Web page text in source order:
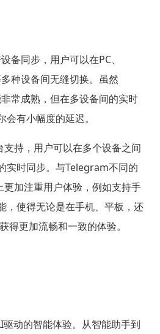
备同步，用户可以在PC、
种设备间无缝切换。虽然
常成熟，但在多设备间的实时
有小幅度的延迟。
持，用户可以在多个设备之间
实时同步。与Telegram不同的
加注重用户体验，例如支持手
，使得无论是在手机、平板，还
得更加流畅和一致的体验。
动的智能体验。从智能助手到